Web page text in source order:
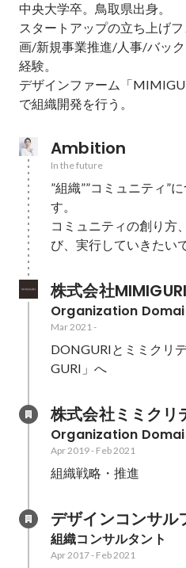
中央大学卒。鳥取県出身。
スタートアップの立ち上げ
画/新規事業推進/人事/バッ
経験。
デザインファーム「
で組織開発を行う。
Ambition
In the future
”組織””コミュニティ”
す。
コミュニティの創り方
び、実行していきたい
株式会社MIMIGURI
Organization
Mar 2021-
DONGURIとミミクリ
GURI」へ
株式会社ミミクリ
Organization
Apr 2019- Feb 2021
組織戦略・推進
デザインコンサル
組織コンサルタント
Apr 2017- Feb 2021